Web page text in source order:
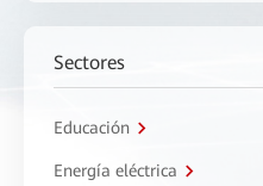
Sectores
Educación
Energía eléctrica